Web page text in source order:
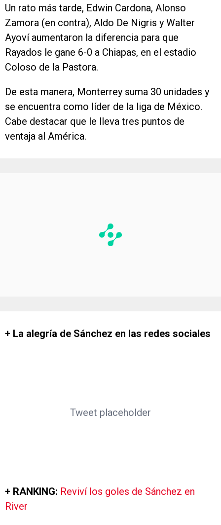
Un rato más tarde, Edwin Cardona, Alonso
Zamora (en contra), Aldo De Nigris y Walter
Ayoví aumentaron la diferencia para que
Rayados le gane 6-0 a Chiapas, en el estadio
Coloso de la Pastora.
De esta manera, Monterrey suma 30 unidades y
se encuentra como líder de la liga de México.
Cabe destacar que le lleva tres puntos de
ventaja al América.
+ La alegría de Sánchez en las redes sociales
Tweet placeholder
+ RANKING: Reviví los goles de Sánchez en
River